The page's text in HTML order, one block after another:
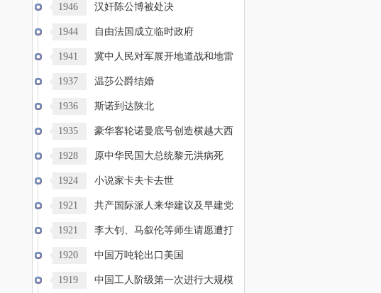
1946 汉奸陈公博被处决
1944 自由法国成立临时政府
1941 冀中人民对军展开地道战和地雷
战1937 温莎公爵结婚
1936 斯诺到达陕北
1935 豪华客轮诺曼底号创造横越大西
洋1928 原中华民国大总统黎元洪病死
1924 小说家卡夫卡去世
1921 共产国际派人来华建议及早建党
1921 李大钊、马叙伦等师生请愿遭打
1920 中国万吨轮出口美国
1919 中国工人阶级第一次进行大规模